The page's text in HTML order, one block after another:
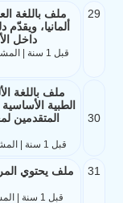
29
ملف باللغة
ألمانيا، ويقدّم
داخل
30
ملف باللغة
الطبية
المتقدمين
قبل 1 سنة | المشاهدات: 687 | الحجم: 633.3KB | إعداد: خليل الخوري
31
ملف يحتوي